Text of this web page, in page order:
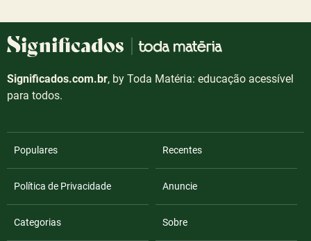
Significados.com.br, by Toda Matéria: educação acessível
para todos.
Populares Recentes
Política de Privacidade Anuncie
Categorias Sobre